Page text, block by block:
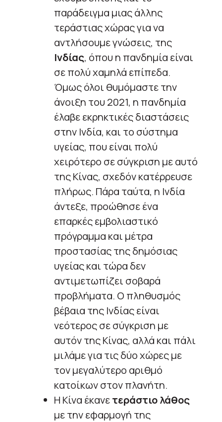
παράδειγμα μιας άλλης
τεράστιας χώρας για να
αντλήσουμε γνώσεις, της
Ινδίας, όπου η πανδημία είναι
σε πολύ χαμηλά επίπεδα.
Όμως όλοι θυμόμαστε την
άνοιξη του 2021, η πανδημία
έλαβε εκρηκτικές διαστάσεις
στην Ινδία, και το σύστημα
υγείας, που είναι πολύ
χειρότερο σε σύγκριση με αυτό
της Κίνας, σχεδόν κατέρρευσε
πλήρως. Πάρα ταύτα, η Ινδία
άντεξε, προώθησε ένα
επαρκές εμβολιαστικό
πρόγραμμα και μέτρα
προστασίας της δημόσιας
υγείας και τώρα δεν
αντιμετωπίζει σοβαρά
προβλήματα. Ο πληθυσμός
βέβαια της Ινδίας είναι
νεότερος σε σύγκριση με
αυτόν της Κίνας, αλλά και πάλι
μιλάμε για τις δύο χώρες με
τον μεγαλύτερο αριθμό
κατοίκων στον πλανήτη.
Η Κίνα έκανετεράστιο λάθος
με την εφαρμογή της